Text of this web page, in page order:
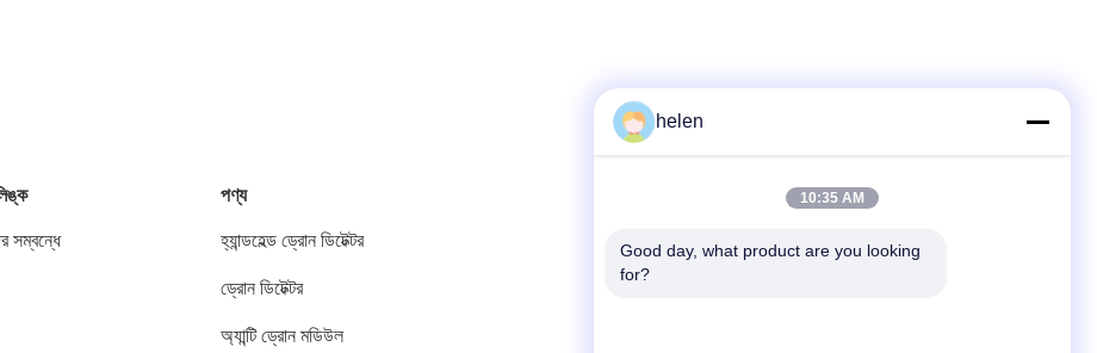
সম্বন্ধে
পণ্য
হ্যান্ডহেল্ড ড্রোন ডিটেক্টর
ড্রোন ডিটেক্টর
অ্যান্টি ড্রোন মডিউল
টেলিফোন
helen
10:35 AM
Good day, what product are you looking
for?